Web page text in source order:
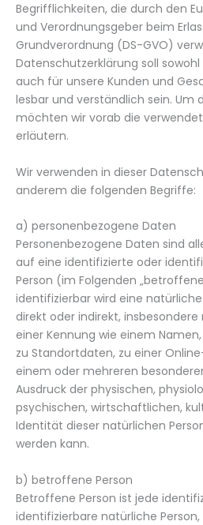
Begrifflichkeiten, die durch den
und Verordnungsgeber beim
Grundverordnung (DS-GVO)
Datenschutzerklärung soll
auch für unsere Kunden und
lesbar und verständlich sein. Um
möchten wir vorab die
erläutern.
Wir verwenden in dieser
anderem die folgenden Begriffe:
a) personenbezogene Daten
Personenbezogene Daten sind
auf eine identifizierte oder
Person (im Folgenden
identifizierbar wird eine
direkt oder indirekt,
einer Kennung wie einem
zu Standortdaten, zu einer
einem oder mehreren
Ausdruck der physischen,
psychischen, wirtschaftlichen,
Identität dieser natürlichen
werden kann.
b) betroffene Person
Betroffene Person ist jede
identifizierbare natürliche Person,